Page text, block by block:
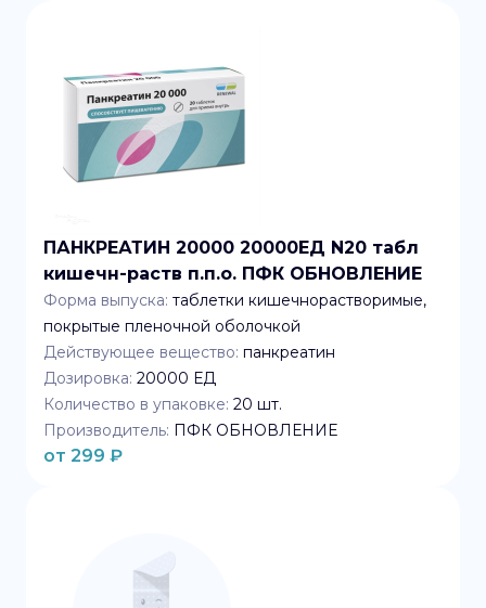
ПАНКРЕАТИН 20000 20000ЕД N20 табл
кишечн-раств п.п.о. ПФК ОБНОВЛЕНИЕ
Форма выпуска: таблетки кишечнорастворимые,
покрытые пленочной оболочкой
Действующее вещество: панкреатин
Дозировка: 20000 ЕД
Количество в упаковке: 20 шт.
Производитель: ПФК ОБНОВЛЕНИЕ
от 299 ₽